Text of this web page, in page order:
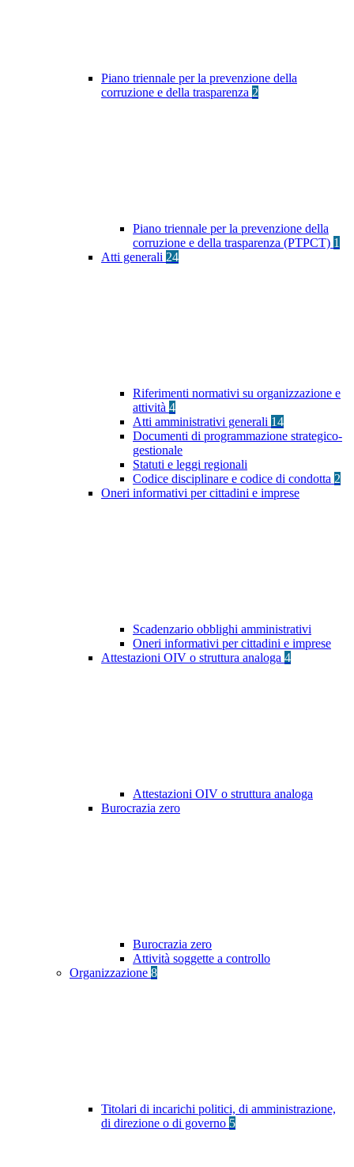
Piano triennale per la prevenzione della
corruzione e della trasparenza 2
Piano triennale per la prevenzione della
corruzione e della trasparenza (PTPCT) 1
Atti generali 24
Riferimenti normativi su organizzazione e
attività 4
Atti amministrativi generali 14
Documenti di programmazione strategico-
gestionale
Statuti e leggi regionali
Codice disciplinare e codice di condotta 2
Oneri informativi per cittadini e imprese
Scadenzario obblighi amministrativi
Oneri informativi per cittadini e imprese
Attestazioni OIV o struttura analoga 4
Attestazioni OIV o struttura analoga
Burocrazia zero
Burocrazia zero
Attività soggette a controllo
Organizzazione 8
Titolari di incarichi politici, di amministrazione,
di direzione o di governo 5